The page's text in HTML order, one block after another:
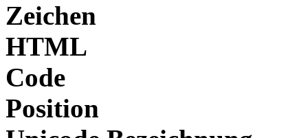
Zeichen
HTML
Code
Position